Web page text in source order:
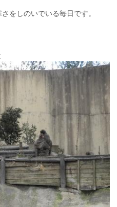
をしのいでいる毎日です。